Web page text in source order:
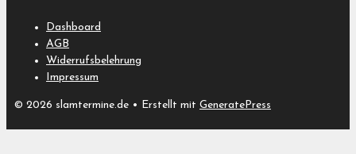
Dashboard
AGB
Widerrufsbelehrung
Impressum
© 2026 slamtermine.de • Erstellt mit GeneratePress